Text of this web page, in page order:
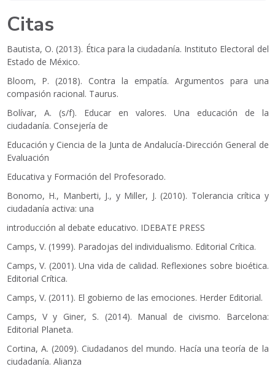
Citas
Bautista, O. (2013). Ética para la ciudadanía. Instituto Electoral del
Estado de México.
Bloom, P. (2018). Contra la empatía. Argumentos para una
compasión racional. Taurus.
Bolívar, A. (s/f). Educar en valores. Una educación de la
ciudadanía. Consejería de
Educación y Ciencia de la Junta de Andalucía-Dirección General de
Evaluación
Educativa y Formación del Profesorado.
Bonomo, H., Manberti, J., y Miller, J. (2010). Tolerancia crítica y
ciudadanía activa: una
introducción al debate educativo. IDEBATE PRESS
Camps, V. (1999). Paradojas del individualismo. Editorial Crítica.
Camps, V. (2001). Una vida de calidad. Reflexiones sobre bioética.
Editorial Crítica.
Camps, V. (2011). El gobierno de las emociones. Herder Editorial.
Camps, V y Giner, S. (2014). Manual de civismo. Barcelona:
Editorial Planeta.
Cortina, A. (2009). Ciudadanos del mundo. Hacía una teoría de la
ciudadanía. Alianza